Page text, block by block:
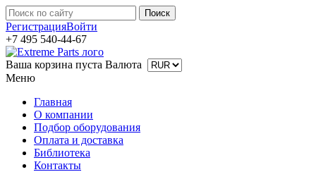
РегистрацияВойти
+7 495 540-44-67
Ваша корзина пуста Валюта
Меню
Главная
О компании
Подбор оборудования
Оплата и доставка
Библиотека
Контакты